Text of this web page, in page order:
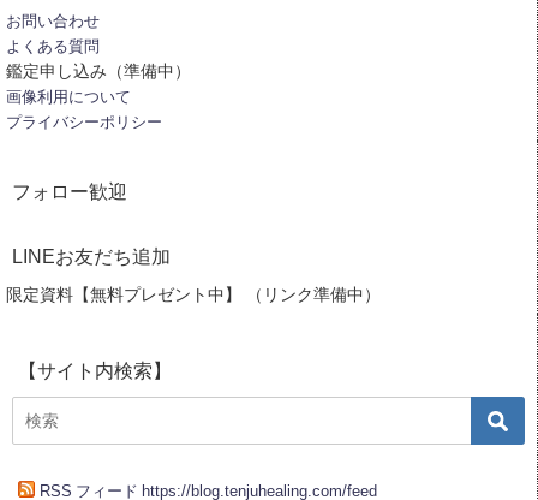
お問い合わせ
よくある質問
鑑定申し込み（準備中）
画像利用について
プライバシーポリシー
フォロー歓迎
LINEお友だち追加
限定資料【無料プレゼント中】 （リンク準備中）
【サイト内検索】
RSS フィード https://blog.tenjuhealing.com/feed